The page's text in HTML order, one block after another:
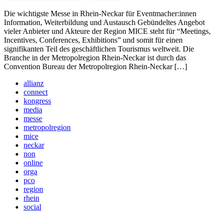
Die wichtigste Messe in Rhein-Neckar für Eventmacher:innen
Information, Weiterbildung und Austausch Gebündeltes Angebot
vieler Anbieter und Akteure der Region MICE steht für “Meetings,
Incentives, Conferences, Exhibitions” und somit für einen
signifikanten Teil des geschäftlichen Tourismus weltweit. Die
Branche in der Metropolregion Rhein-Neckar ist durch das
Convention Bureau der Metropolregion Rhein-Neckar […]
allianz
connect
kongress
media
messe
metropolregion
mice
neckar
non
online
orga
pco
region
rhein
social